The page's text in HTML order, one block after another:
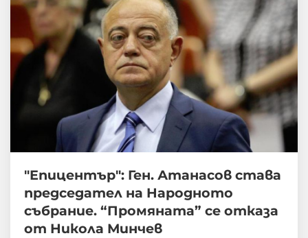
"Епицентър": Ген. Атанасов става
председател на Народното
събрание. “Промяната” се отказа
от Никола Минчев